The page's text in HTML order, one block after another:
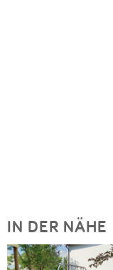
IN DER NÄHE